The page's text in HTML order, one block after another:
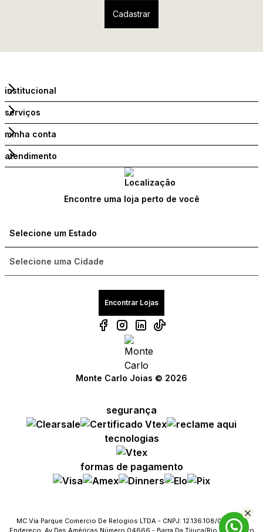
institucional
serviços
minha conta
atendimento
Encontre uma loja perto de você
Encontrar Lojas
Monte Carlo Joias © 2026
segurança
tecnologias
formas de pagamento
MC Via Parque Comercio De Relogios LTDA - CNPJ: 12.136.108/0023-09
Endereço: Av Das Américas Número 04666 - Barra Da Tijuca/Rio De Janeiro